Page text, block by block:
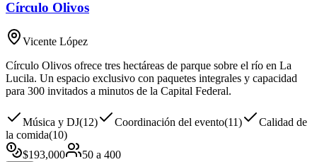
Círculo Olivos
Vicente López
Círculo Olivos ofrece tres hectáreas de parque sobre el río en La
Lucila. Un espacio exclusivo con paquetes integrales y capacidad
para 300 invitados a minutos de la Capital Federal.
Música y DJ(12) Coordinación del evento(11)
Calidad de
la comida(10)
$193,000 50 a 400